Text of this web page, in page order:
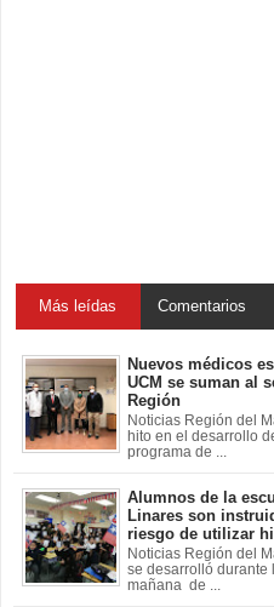
Más leídas Comentarios
Nuevos médicos
UCM se suman al
Región
Noticias Región del
hito en el desarrollo
programa de ...
Alumnos de la
Linares son
riesgo de utilizar
Noticias Región del
se desarrolló durante
mañana de ...